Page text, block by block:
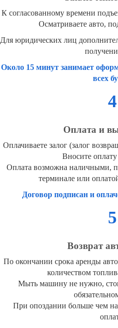
К согласованному времени
Осматриваете авто,
Для юридических лиц
Около 15 минут занимает
всех
4
Оплата и
Оплачиваете залог (залог
Вносите
Оплата возможна наличными,
терминале или
Договор подписан и
5
Возврат
По окончании срока аренды
количеством
Мыть машину не нужно,
При опоздании больше чем на